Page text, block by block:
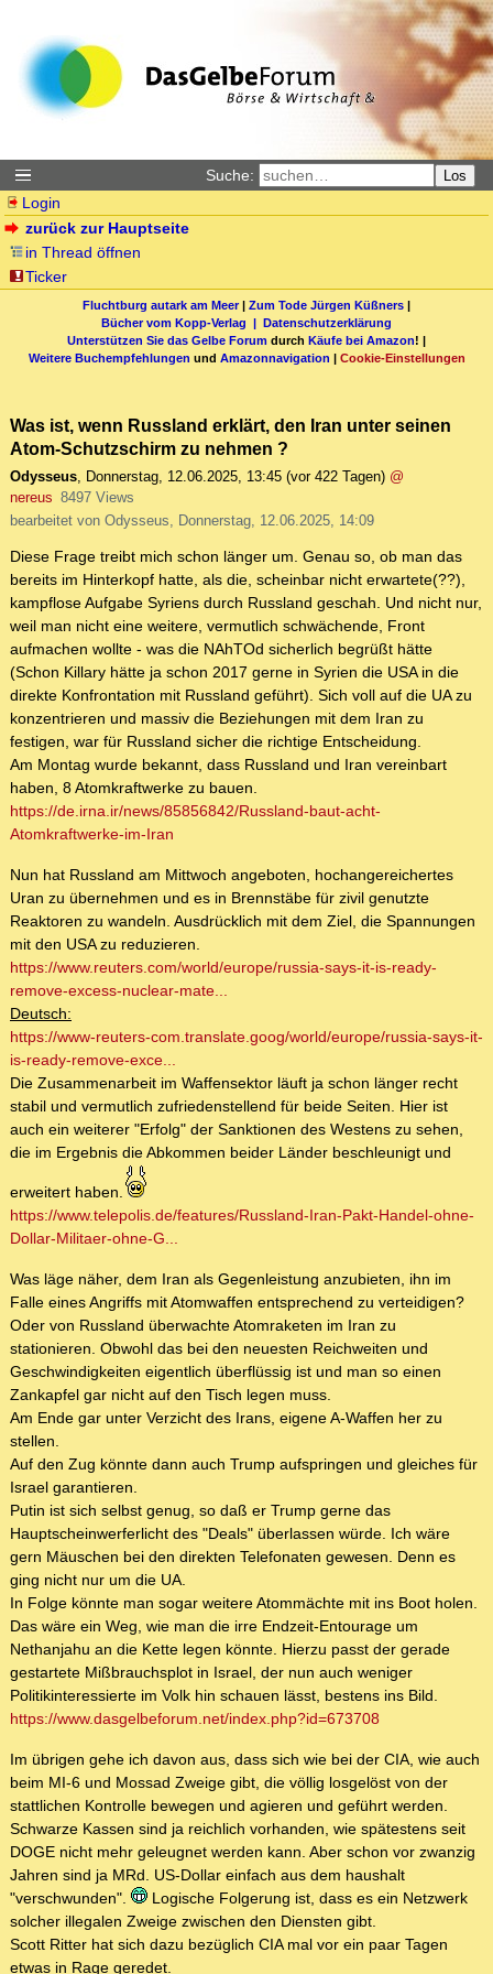
Suche: Los
Login
zurück zur Hauptseite
in Thread öffnen
Ticker
Fluchtburg autark am Meer| Zum Tode Jürgen Küßners |
Bücher vom Kopp-Verlag | Datenschutzerklärung
Unterstützen Sie das Gelbe Forum durch Käufe bei Amazon! |
Weitere Buchempfehlungen und Amazonnavigation | Cookie-Einstellungen
Was ist, wenn Russland erklärt, den Iran unter seinen
Atom-Schutzschirm zu nehmen ?
Odysseus, Donnerstag, 12.06.2025, 13:45 (vor 422 Tagen) @
nereus 8497 Views
bearbeitet von Odysseus, Donnerstag, 12.06.2025, 14:09
Diese Frage treibt mich schon länger um. Genau so, ob man das
bereits im Hinterkopf hatte, als die, scheinbar nicht erwartete(??),
kampflose Aufgabe Syriens durch Russland geschah. Und nicht nur,
weil man nicht eine weitere, vermutlich schwächende, Front
aufmachen wollte - was die NAhTOd sicherlich begrüßt hätte
(Schon Killary hätte ja schon 2017 gerne in Syrien die USA in die
direkte Konfrontation mit Russland geführt). Sich voll auf die UA zu
konzentrieren und massiv die Beziehungen mit dem Iran zu
festigen, war für Russland sicher die richtige Entscheidung.
Am Montag wurde bekannt, dass Russland und Iran vereinbart
haben, 8 Atomkraftwerke zu bauen.
https://de.irna.ir/news/85856842/Russland-baut-acht-
Atomkraftwerke-im-Iran
Nun hat Russland am Mittwoch angeboten, hochangereichertes
Uran zu übernehmen und es in Brennstäbe für zivil genutzte
Reaktoren zu wandeln. Ausdrücklich mit dem Ziel, die Spannungen
mit den USA zu reduzieren.
https://www.reuters.com/world/europe/russia-says-it-is-ready-
remove-excess-nuclear-mate...
Deutsch:
https://www-reuters-com.translate.goog/world/europe/russia-says-it-
is-ready-remove-exce...
Die Zusammenarbeit im Waffensektor läuft ja schon länger recht
stabil und vermutlich zufriedenstellend für beide Seiten. Hier ist
auch ein weiterer "Erfolg" der Sanktionen des Westens zu sehen,
die im Ergebnis die Abkommen beider Länder beschleunigt und
erweitert haben.
https://www.telepolis.de/features/Russland-Iran-Pakt-Handel-ohne-
Dollar-Militaer-ohne-G...
Was läge näher, dem Iran als Gegenleistung anzubieten, ihn im
Falle eines Angriffs mit Atomwaffen entsprechend zu verteidigen?
Oder von Russland überwachte Atomraketen im Iran zu
stationieren. Obwohl das bei den neuesten Reichweiten und
Geschwindigkeiten eigentlich überflüssig ist und man so einen
Zankapfel gar nicht auf den Tisch legen muss.
Am Ende gar unter Verzicht des Irans, eigene A-Waffen her zu
stellen.
Auf den Zug könnte dann auch Trump aufspringen und gleiches für
Israel garantieren.
Putin ist sich selbst genug, so daß er Trump gerne das
Hauptscheinwerferlicht des "Deals" überlassen würde. Ich wäre
gern Mäuschen bei den direkten Telefonaten gewesen. Denn es
ging nicht nur um die UA.
In Folge könnte man sogar weitere Atommächte mit ins Boot holen.
Das wäre ein Weg, wie man die irre Endzeit-Entourage um
Nethanjahu an die Kette legen könnte. Hierzu passt der gerade
gestartete Mißbrauchsplot in Israel, der nun auch weniger
Politikinteressierte im Volk hin schauen lässt, bestens ins Bild.
https://www.dasgelbeforum.net/index.php?id=673708
Im übrigen gehe ich davon aus, dass sich wie bei der CIA, wie auch
beim MI-6 und Mossad Zweige gibt, die völlig losgelöst von der
stattlichen Kontrolle bewegen und agieren und geführt werden.
Schwarze Kassen sind ja reichlich vorhanden, wie spätestens seit
DOGE nicht mehr geleugnet werden kann. Aber schon vor zwanzig
Jahren sind ja MRd. US-Dollar einfach aus dem haushalt
"verschwunden".
Logische Folgerung ist, dass es ein Netzwerk
solcher illegalen Zweige zwischen den Diensten gibt.
Scott Ritter hat sich dazu bezüglich CIA mal vor ein paar Tagen
etwas in Rage geredet.